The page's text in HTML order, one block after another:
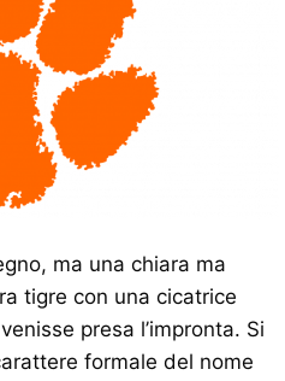
ma una chiara ma
tigre con una cicatrice
presa l’impronta. Si
formale del nome